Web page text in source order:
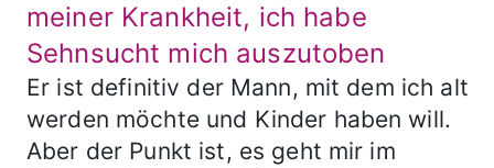
meiner Krankheit, ich habe
Sehnsucht mich auszutoben
Er ist definitiv der Mann, mit dem ich alt
werden möchte und Kinder haben will.
Aber der Punkt ist, es geht mir im